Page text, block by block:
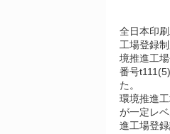
全日本印
工場登録
境推進工
番号
た。
環境推進
が一定レ
進工場登